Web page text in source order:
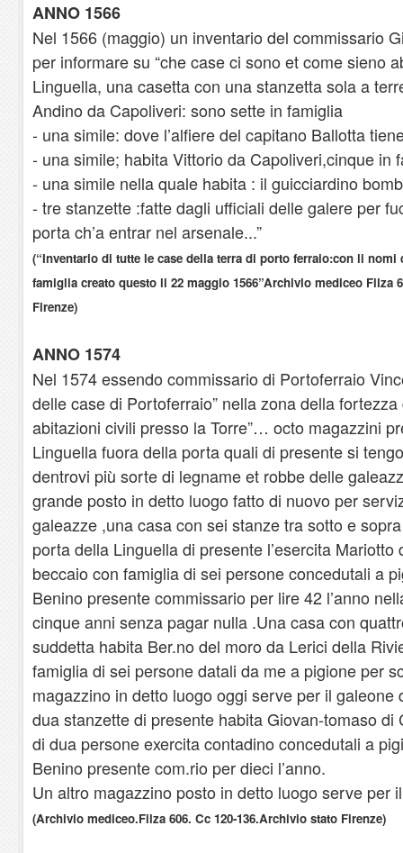
ANNO 1566
Nel 1566 (maggio) un inventario del commissario
per informare su “che case ci sono et come sieno
Linguella, una casetta con una stanzetta sola a
Andino da Capoliveri: sono sette in famiglia
- una simile: dove l’alfiere del capitano Ballotta
- una simile; habita Vittorio da Capoliveri,cinque in
- una simile nella quale habita : il guicciardino
- tre stanzette :fatte dagli ufficiali delle galere per
porta ch’a entrar nel arsenale...”
(“Inventario di tutte le case della terra di porto ferraio:con li
famiglia creato questo li 22 maggio 1566”Archivio mediceo Filza
Firenze)
ANNO 1574
Nel 1574 essendo commissario di Portoferraio
delle case di Portoferraio” nella zona della
abitazioni civili presso la Torre”… octo magazzini
Linguella fuora della porta quali di presente si
dentrovi più sorte di legname et robbe delle
grande posto in detto luogo fatto di nuovo per
galeazze ,una casa con sei stanze tra sotto e
porta della Linguella di presente l’esercita
beccaio con famiglia di sei persone concedutali a
Benino presente commissario per lire 42 l’anno
cinque anni senza pagar nulla .Una casa con
suddetta habita Ber.no del moro da Lerici della
famiglia di sei persone datali da me a pigione per
magazzino in detto luogo oggi serve per il galeone
dua stanzette di presente habita Giovan-tomaso di
di dua persone exercita contadino concedutali a
Benino presente com.rio per dieci l’anno.
Un altro magazzino posto in detto luogo serve per
(Archivio mediceo.Filza 606. Cc 120-136.Archivio stato Firenze)